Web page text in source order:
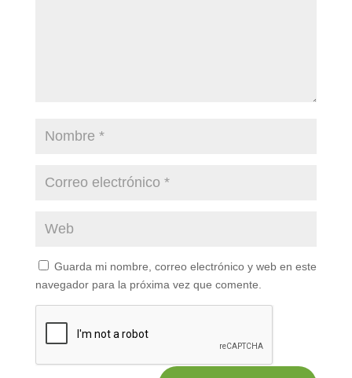
Guarda mi nombre, correo electrónico y web en este
navegador para la próxima vez que comente.